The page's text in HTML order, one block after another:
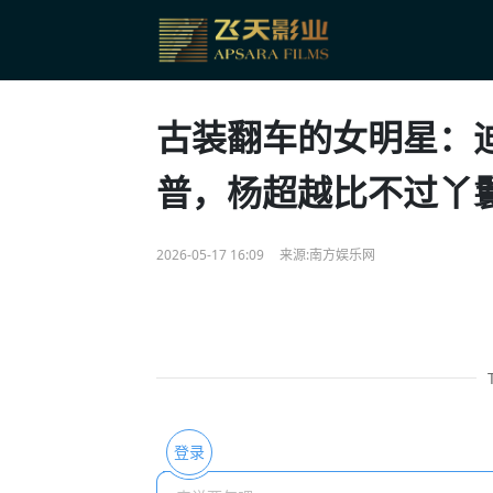
古装翻车的女明星：
普，杨超越比不过丫
2026-05-17 16:09 来源:南方娱乐网
登录